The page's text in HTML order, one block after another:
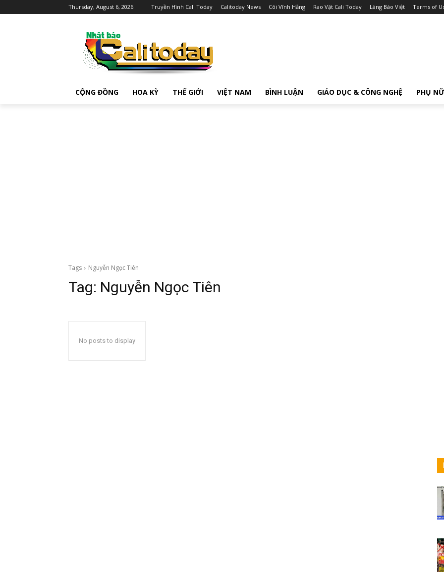
Thursday, August 6, 2026 Truyền Hình Cali Today Calitoday News Cõi Vĩnh Hằng Rao Vặt Cali Today Làng Báo Việt Terms of
CỘNG ĐỒNG HOA KỲ THẾ GIỚI VIỆT NAM BÌNH LUẬN GIÁO DỤC & CÔNG NGHỆ PHỤ NỮ
Tags Nguyễn Ngọc Tiên
Tag: Nguyễn Ngọc Tiên
No posts to display